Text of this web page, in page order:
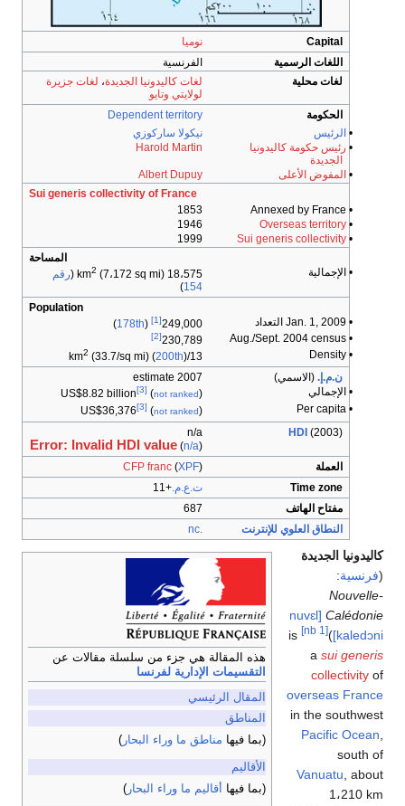
Capital
نوميا
اللغات الرسمية
الفرنسية
لغات محلية
لغات كاليدونيا الجديدة،لغات جزيرة
لولايتي وتايو
الحكومة
Dependent territory
•الرئيس
نيكولا ساركوزي
•رئيس حكومة كاليدونيا
الجديدة
Harold Martin
•المفوض الأعلى
Albert Dupuy
Sui generis collectivity of France
• Annexed by France
1853
•
Overseas territory
1946
•
Sui generis collectivity
1999
المساحة
• الإجمالية
18،575 km 2(7،172 sq mi) (
رقم
154
)
Population
• Jan. 1, 2009 التعداد
249,000
[1]
(
178th
)
• Aug./Sept. 2004 census
230,789
[2]
• Density
13/km
2(33.7/sq mi) (200th)
ن.م.إ. (الاسمي)
2007 estimate
• الإجمالي
US$8.82 billion [3](not ranked
• Per capita
US$36,376 [3](not ranked
HDI (2003)
n/a
Error: Invalid HDI value(n/a
العملة
CFP franc(XPF
Time zone
ت.ع.م.+11
مفتاح الهاتف
687
النطاق العلوي للإنترنت
هذه المقالة هي جزء من سلسلة مقالات عن
التقسيمات الإدارية لفرنسا
المقال الرئيسي
المناطق
(بما فيهامناطق ما وراء البحار)
الأقاليم
(بما فيهاأقاليم ما وراء البحار)
كاليدونيا الجديدة
فرنسية:
Nouvelle-
Calédonie
[nuvɛl
kaledɔni]
)
[nb 1]
is
asui generis
collectivityof
overseas France
in the southwest
Pacific Ocean
south of
Vanuatu , about
1،210 km